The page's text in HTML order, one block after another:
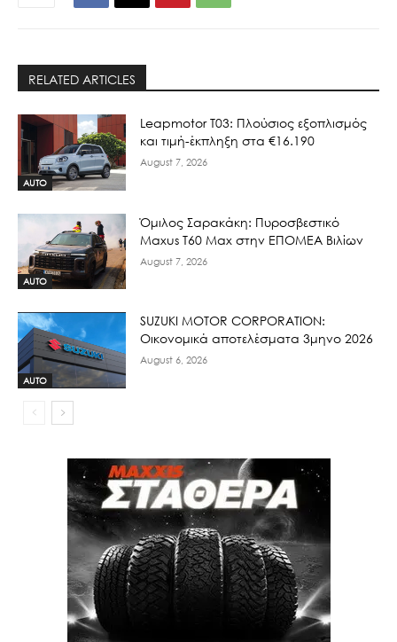
RELATED ARTICLES
AUTO
Leapmotor T03: Πλούσιος εξοπλισμός
και τιμή-έκπληξη στα €16.190
August 7, 2026
AUTO
Όμιλος Σαρακάκη: Πυροσβεστικό
Maxus T60 Max στην ΕΠΟΜΕΑ Βιλίων
August 7, 2026
AUTO
SUZUKI MOTOR CORPORATION:
Οικονομικά αποτελέσματα 3μηνο 2026
August 6, 2026